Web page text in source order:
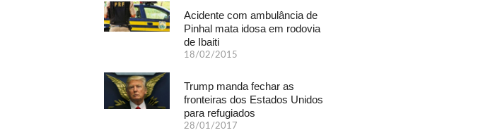
Acidente com ambulância de
Pinhal mata idosa em rodovia
de Ibaiti
18/02/2015
Trump manda fechar as
fronteiras dos Estados Unidos
para refugiados
28/01/2017